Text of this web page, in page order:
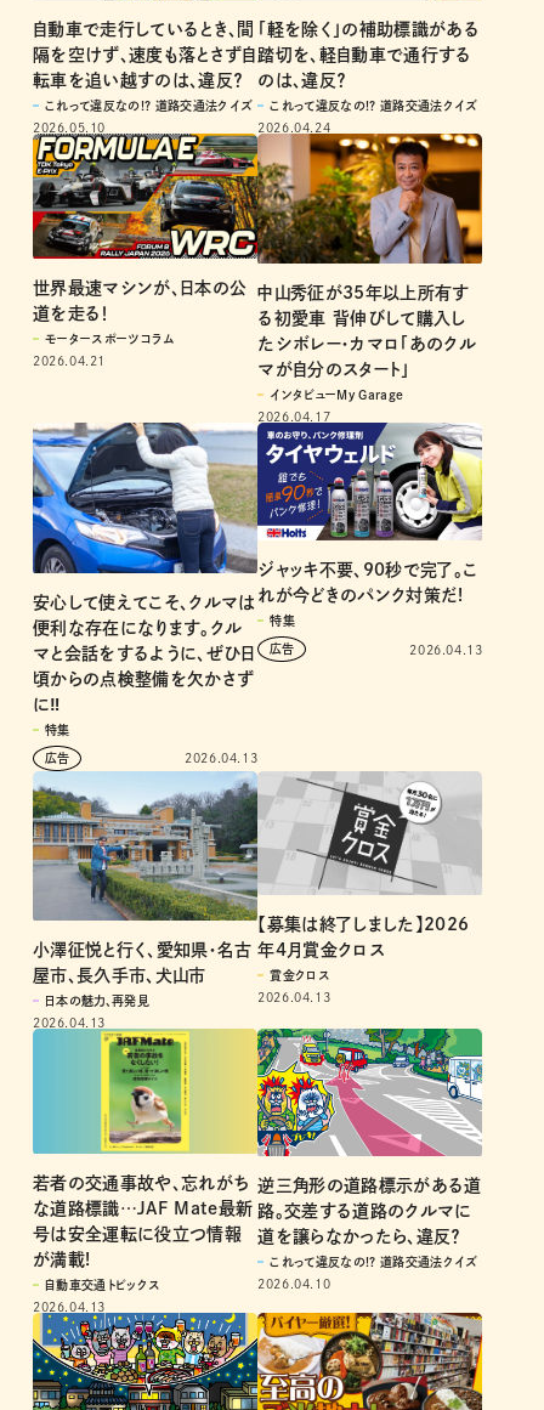
自動車で走行しているとき、間
隔を空けず、速度も落とさず自
転車を追い越すのは、違反？
これって違反なの!? 道路交通法クイズ
2026.05.10
「軽を除く」の補助標識がある
踏切を、軽自動車で通行する
のは、違反？
これって違反なの!? 道路交通法クイズ
2026.04.24
世界最速マシンが、日本の公
道を走る！
モータースポーツコラム
2026.04.21
中山秀征が35年以上所有す
る初愛車 背伸びして購入し
たシボレー・カマロ「あのクル
マが自分のスタート」
インタビューMy Garage
2026.04.17
安心して使えてこそ、クルマは
便利な存在になります。クル
マと会話をするように、ぜひ日
頃からの点検整備を欠かさず
に‼︎
特集
2026.04.13
ジャッキ不要、90秒で完了。こ
れが今どきのパンク対策だ!
特集
2026.04.13
小澤征悦と行く、愛知県・名古
屋市、長久手市、犬山市
日本の魅力、再発見
2026.04.13
【募集は終了しました】2026
年4月賞金クロス
賞金クロス
2026.04.13
若者の交通事故や、忘れがち
な道路標識…JAF Mate最新
号は安全運転に役立つ情報
が満載!
自動車交通トピックス
2026.04.13
逆三角形の道路標示がある道
路。交差する道路のクルマに
道を譲らなかったら、違反？
これって違反なの!? 道路交通法クイズ
2026.04.10